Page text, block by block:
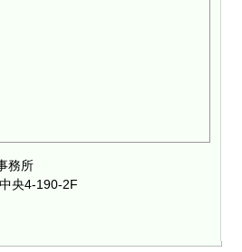
務所
央4-190-2F